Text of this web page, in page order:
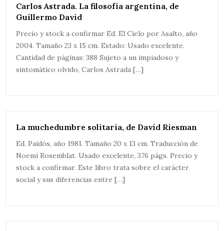
Carlos Astrada. La filosofía argentina, de
Guillermo David
Precio y stock a confirmar Ed. El Cielo por Asalto, año
2004. Tamaño 23 x 15 cm. Estado: Usado excelente.
Cantidad de páginas: 388 Sujeto a un impiadoso y
sintomático olvido, Carlos Astrada […]
La muchedumbre solitaria, de David Riesman
Ed. Paidós, año 1981. Tamaño 20 x 13 cm. Traducción de
Noemí Rosemblat. Usado excelente, 376 págs. Precio y
stock a confirmar. Este libro trata sobre el carácter
social y sus diferencias entre […]